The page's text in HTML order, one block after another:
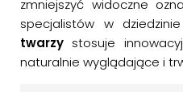
zmniejszyć widoczne
specjalistów w dziedzinie
twarzy stosuje
naturalnie wyglądające i